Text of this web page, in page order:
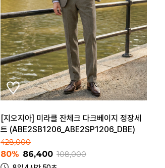
[지오지아] 미라클 잔체크 다크베이지 정장세
트 (ABE2SB1206_ABE2SP1206_DBE)
428,000
80% 86,400 108,000